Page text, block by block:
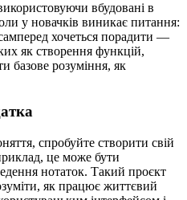
вбудовані в
у новачків виникає питання:
хочеться порадити —
як створення функцій,
базове розуміння, як
спробуйте створити свій
це може бути
нотаток. Такий проєкт
як працює життєвий